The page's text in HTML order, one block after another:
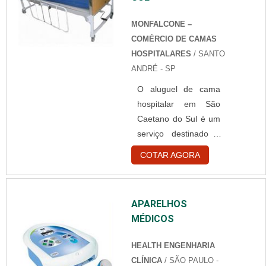
diagnósticos de
qualidade e eficientes
para todos os clientes
que necessitarem de
avaliações feitas por
esses equipamentos.
Além disso, essas
MONFALCONE –
COMÉRCIO DE CAMAS
HOSPITALARES / SANTO
ANDRÉ - SP
O aluguel de cama
hospitalar em São
Caetano do Sul é um
serviço destinado a
pacientes que
necessitem de se
recuperar de cirurgias
cuidados domiciliares.
A estrutura do
COTAR AGORA
APARELHOS
MÉDICOS
HEALTH ENGENHARIA
CLÍNICA / SÃO PAULO -